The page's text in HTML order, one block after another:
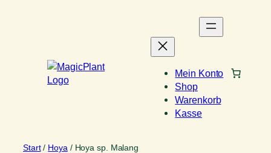
Mein Konto
Shop
Warenkorb
Kasse
Start/ Hoya / Hoya sp. Malang